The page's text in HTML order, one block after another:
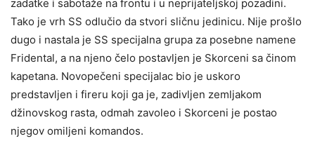
zadatke i sabotaže na frontu i u neprijateljskoj pozadini.
Tako je vrh SS odlučio da stvori sličnu jedinicu. Nije prošlo
dugo i nastala je SS specijalna grupa za posebne namene
Fridental, a na njeno čelo postavljen je Skorceni sa činom
kapetana. Novopečeni specijalac bio je uskoro
predstavljen i fireru koji ga je, zadivljen zemljakom
džinovskog rasta, odmah zavoleo i Skorceni je postao
njegov omiljeni komandos.